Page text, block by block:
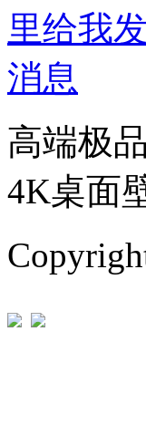
高端极
4K桌面